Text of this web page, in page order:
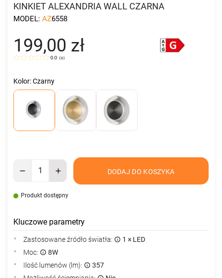
KINKIET ALEXANDRIA WALL CZARNA
MODEL: AZ6558
199,00 zł
0.0 (0)
Kolor: Czarny
DODAJ DO KOSZYKA
Produkt dostępny
Kluczowe parametry
Zastosowane źródło światła:
1 × LED
Moc:
8W
Ilość lumenów (lm):
357